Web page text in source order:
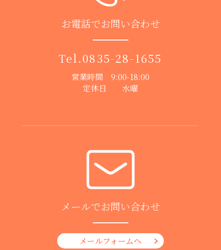
お電話でお問い合わせ
Tel.0835-28-1655
営業時間 9:00-18:00
定休日 水曜
メールでお問い合わせ
メールフォームへ